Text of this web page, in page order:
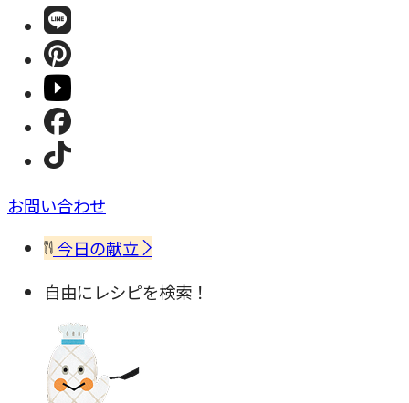
お問い合わせ
今日の献立
自由にレシピを検索！